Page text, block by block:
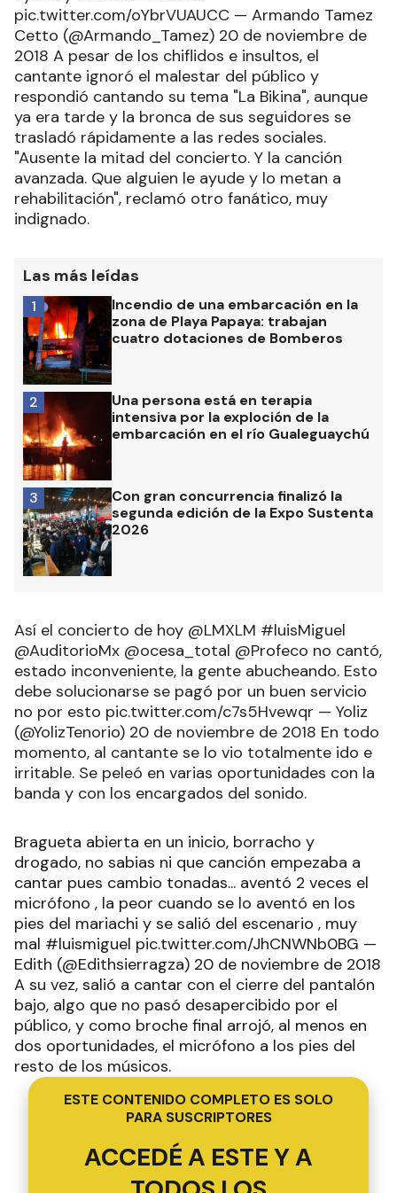
pic.twitter.com/oYbrVUAUCC — Armando Tamez
Cetto (@Armando_Tamez) 20 de noviembre de
2018 A pesar de los chiflidos e insultos, el
cantante ignoró el malestar del público y
respondió cantando su tema "La Bikina", aunque
ya era tarde y la bronca de sus seguidores se
trasladó rápidamente a las redes sociales.
"Ausente la mitad del concierto. Y la canción
avanzada. Que alguien le ayude y lo metan a
rehabilitación", reclamó otro fanático, muy
indignado.
Las más leídas
Incendio de una embarcación en la
zona de Playa Papaya: trabajan
cuatro dotaciones de Bomberos
1
Una persona está en terapia
intensiva por la exploción de la
embarcación en el río Gualeguaychú
2
Con gran concurrencia finalizó la
segunda edición de la Expo Sustenta
2026
3
Así el concierto de hoy @LMXLM #luisMiguel
@AuditorioMx @ocesa_total @Profeco no cantó,
estado inconveniente, la gente abucheando. Esto
debe solucionarse se pagó por un buen servicio
no por esto pic.twitter.com/c7s5Hvewqr — Yoliz
(@YolizTenorio) 20 de noviembre de 2018 En todo
momento, al cantante se lo vio totalmente ido e
irritable. Se peleó en varias oportunidades con la
banda y con los encargados del sonido.
Bragueta abierta en un inicio, borracho y
drogado, no sabias ni que canción empezaba a
cantar pues cambio tonadas... aventó 2 veces el
micrófono , la peor cuando se lo aventó en los
pies del mariachi y se salió del escenario , muy
mal #luismiguel pic.twitter.com/JhCNWNb0BG —
Edith (@Edithsierragza) 20 de noviembre de 2018
A su vez, salió a cantar con el cierre del pantalón
bajo, algo que no pasó desapercibido por el
público, y como broche final arrojó, al menos en
dos oportunidades, el micrófono a los pies del
resto de los músicos.
ESTE CONTENIDO COMPLETO ES SOLO
PARA SUSCRIPTORES
ACCEDÉ A ESTE Y A